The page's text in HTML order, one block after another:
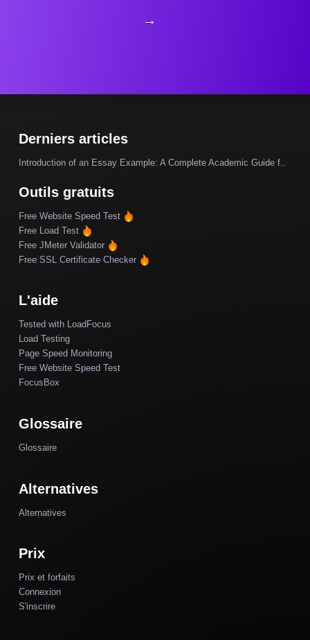
→
Derniers articles
Introduction of an Essay Example: A Complete Academic Guide f..
Outils gratuits
Free Website Speed Test
Free Load Test
Free JMeter Validator
Free SSL Certificate Checker
L'aide
Tested with LoadFocus
Load Testing
Page Speed Monitoring
Free Website Speed Test
FocusBox
Glossaire
Glossaire
Alternatives
Alternatives
Prix
Prix et forfaits
Connexion
S'inscrire